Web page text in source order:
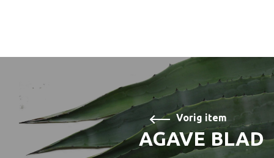
Vorig item
AGAVE BLAD